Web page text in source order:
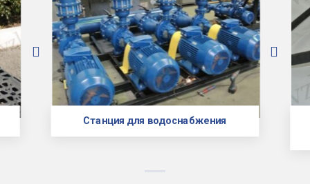
Станция для водоснабжения